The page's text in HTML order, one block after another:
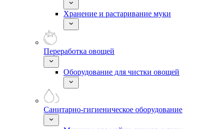
Хранение и растаривание муки
Переработка овощей
Оборудование для чистки овощей
Санитарно-гигиеническое оборудование